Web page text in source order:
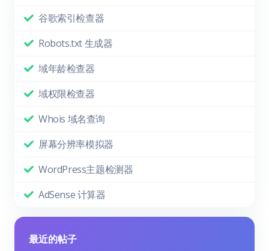
谷歌索引检查器
Robots.txt 生成器
域年龄检查器
域权限检查器
Whois 域名查询
屏幕分辨率模拟器
WordPress主题检测器
AdSense 计算器
最近的帖子